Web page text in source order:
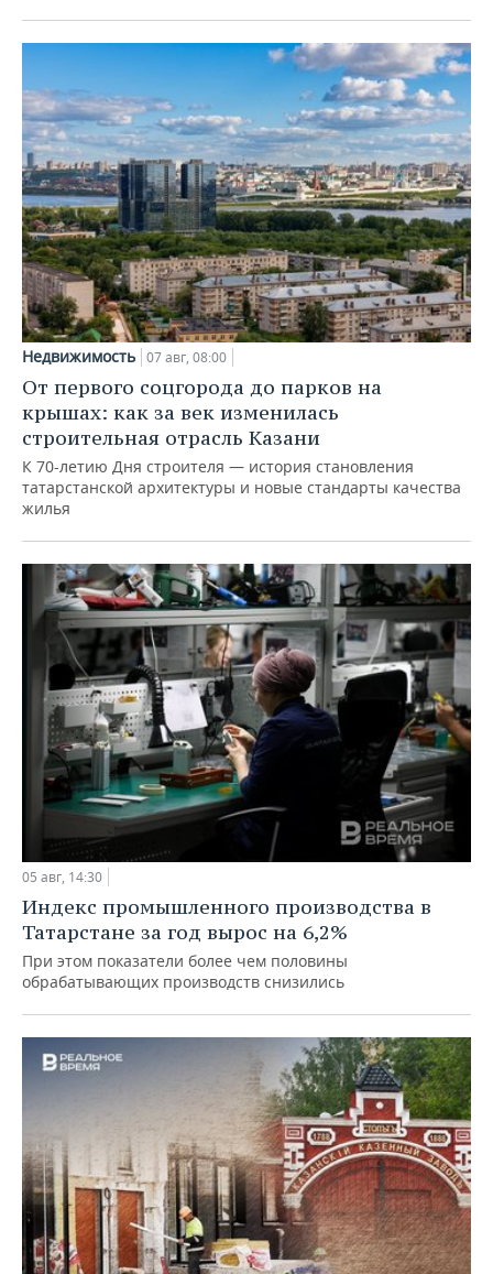
Недвижимость 07 авг, 08:00
От первого соцгорода до парков на
крышах: как за век изменилась
строительная отрасль Казани
К 70-летию Дня строителя — история становления
татарстанской архитектуры и новые стандарты качества
жилья
05 авг, 14:30
Индекс промышленного производства в
Татарстане за год вырос на 6,2%
При этом показатели более чем половины
обрабатывающих производств снизились